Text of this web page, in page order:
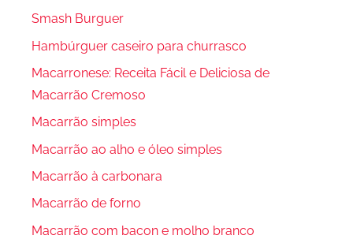
Smash Burguer
Hambúrguer caseiro para churrasco
Macarronese: Receita Fácil e Deliciosa de
Macarrão Cremoso
Macarrão simples
Macarrão ao alho e óleo simples
Macarrão à carbonara
Macarrão de forno
Macarrão com bacon e molho branco